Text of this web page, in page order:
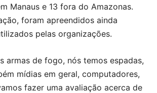
Manaus e 13 fora do Amazonas.
foram apreendidos ainda
pelas organizações.
armas de fogo, nós temos espadas,
mídias em geral, computadores,
fazer uma avaliação acerca de